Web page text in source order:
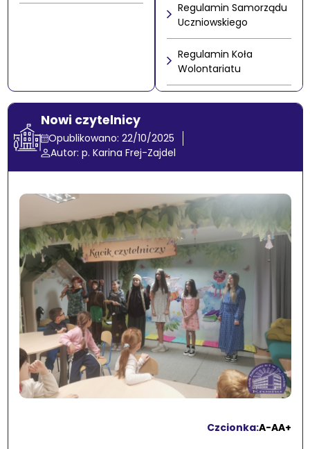
Nowi czytelnicy
Opublikowano: 22/10/2025
Autor: p. Karina Frej-Zajdel
Czcionka:A-AA+
Regulamin Samorządu
Uczniowskiego
Regulamin Koła
Wolontariatu